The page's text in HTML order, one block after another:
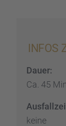
INFOS
Dauer:
Ca. 45
keine